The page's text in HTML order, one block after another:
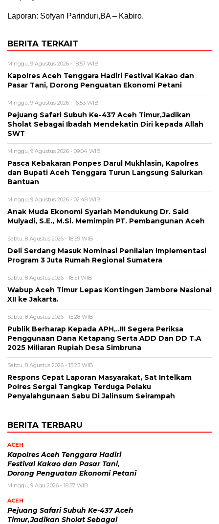
Laporan: Sofyan Parinduri,BA – Kabiro.
BERITA TERKAIT
Minggu, 9 Agustus 2026 - 18:57 WIB
Kapolres Aceh Tenggara Hadiri Festival Kakao dan
Pasar Tani, Dorong Penguatan Ekonomi Petani
Minggu, 9 Agustus 2026 - 16:53 WIB
Pejuang Safari Subuh Ke-437 Aceh Timur,Jadikan
Sholat Sebagai Ibadah Mendekatin Diri kepada Allah
SWT
Minggu, 9 Agustus 2026 - 09:04 WIB
Pasca Kebakaran Ponpes Darul Mukhlasin, Kapolres
dan Bupati Aceh Tenggara Turun Langsung Salurkan
Bantuan
Minggu, 9 Agustus 2026 - 02:48 WIB
Anak Muda Ekonomi Syariah Mendukung Dr. Said
Mulyadi, S.E., M.Si. Memimpin PT. Pembangunan Aceh
Sabtu, 8 Agustus 2026 - 18:59 WIB
Deli Serdang Masuk Nominasi Penilaian Implementasi
Program 3 Juta Rumah Regional Sumatera
Sabtu, 8 Agustus 2026 - 18:51 WIB
Wabup Aceh Timur Lepas Kontingen Jambore Nasional
XII ke Jakarta.
Sabtu, 8 Agustus 2026 - 15:28 WIB
Publik Berharap Kepada APH,..!!! Segera Periksa
Penggunaan Dana Ketapang Serta ADD Dan DD T.A
2025 Miliaran Rupiah Desa Simbruna
Sabtu, 8 Agustus 2026 - 15:23 WIB
Respons Cepat Laporan Masyarakat, Sat Intelkam
Polres Sergai Tangkap Terduga Pelaku
Penyalahgunaan Sabu Di Jalinsum Seirampah
BERITA TERBARU
ACEH
Kapolres Aceh Tenggara Hadiri
Festival Kakao dan Pasar Tani,
Dorong Penguatan Ekonomi Petani
Minggu, 9 Agu 2026 - 18:57 WIB
ACEH
Pejuang Safari Subuh Ke-437 Aceh
Timur,Jadikan Sholat Sebagai